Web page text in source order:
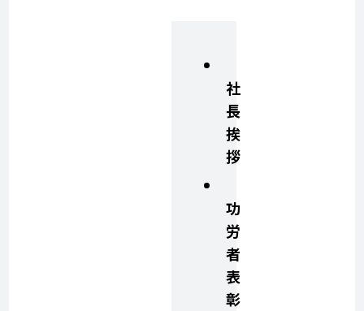
社
長
挨
拶
功
労
者
表
彰